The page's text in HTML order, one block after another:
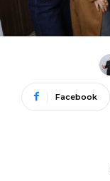
Facebook